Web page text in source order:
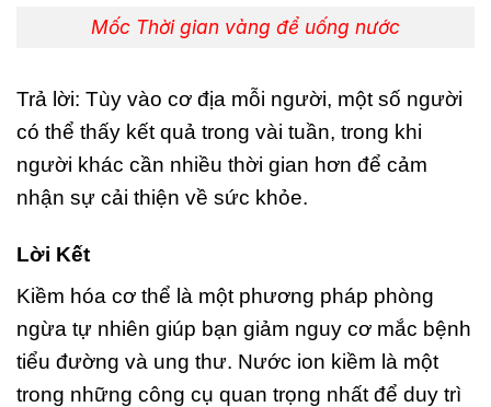
Mốc Thời gian vàng để uống nước
Trả lời: Tùy vào cơ địa mỗi người, một số người
có thể thấy kết quả trong vài tuần, trong khi
người khác cần nhiều thời gian hơn để cảm
nhận sự cải thiện về sức khỏe.
Lời Kết
Kiềm hóa cơ thể là một phương pháp phòng
ngừa tự nhiên giúp bạn giảm nguy cơ mắc bệnh
tiểu đường và ung thư. Nước ion kiềm là một
trong những công cụ quan trọng nhất để duy trì